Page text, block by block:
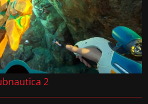
2